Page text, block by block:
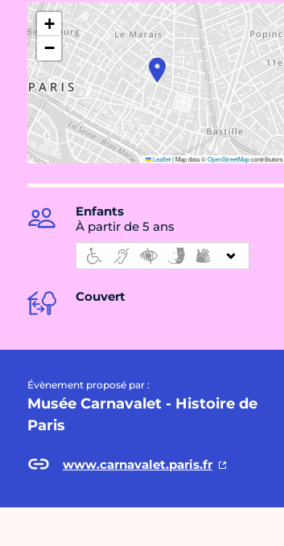
+
−
Leaflet|Map data ©OpenStreetMapcontributors
Enfants
À partir de 5 ans
Couvert
Évènement proposé par :
Musée Carnavalet - Histoire de
Paris
www.carnavalet.paris.fr